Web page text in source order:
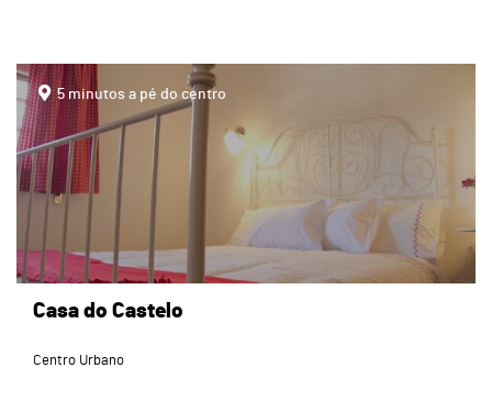
page
5 minutos a pé do centro
Casa do Castelo
Centro Urbano